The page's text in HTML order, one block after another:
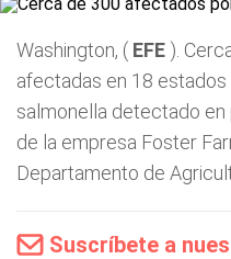
Washington, ( EFE ).
afectadas en 18 estados
salmonella detectado
de la empresa Foster
Departamento de
Suscríbete a